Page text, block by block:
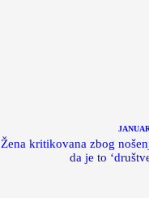
Žena kritikovana zbog
da je to